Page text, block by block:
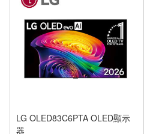
LG OLED83C6PTA OLED顯示
器